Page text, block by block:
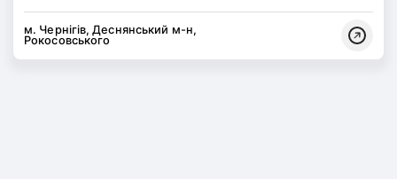
м. Чернігів, Деснянський м-н,
Рокосовського